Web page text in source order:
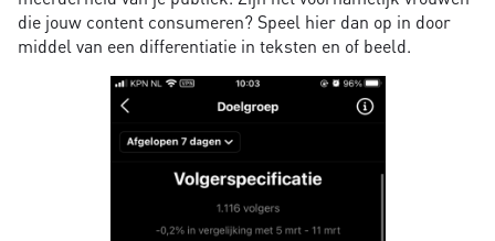
die jouw content consumeren? Speel hier dan op in door
middel van een differentiatie in teksten en of beeld.